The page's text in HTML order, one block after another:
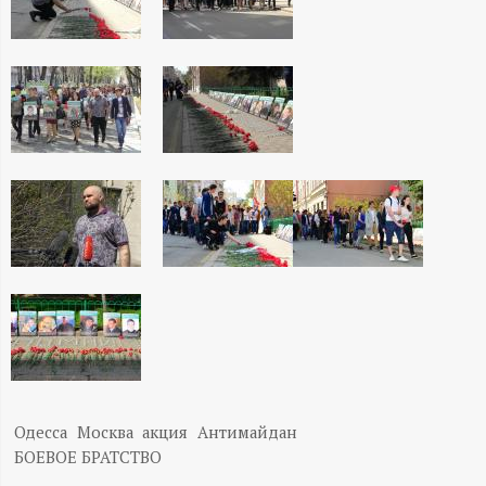
Н
-
и
н
ф
о
р
м
а
Одесса Москва акция Антимайдан
БОЕВОЕ БРАТСТВО